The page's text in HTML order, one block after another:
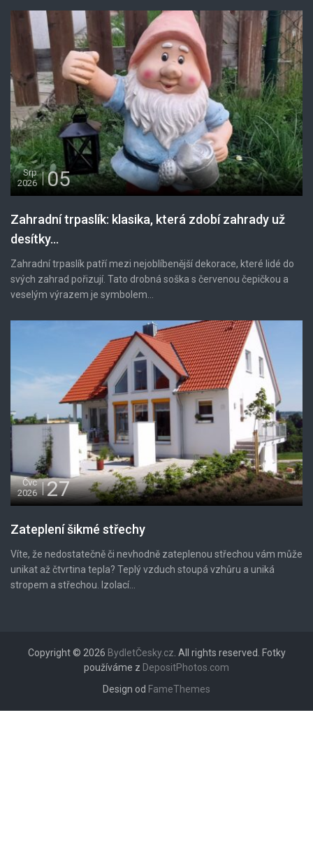
Srp
2026
05
Zahradní trpaslík: klasika, která zdobí zahrady už
desítky...
Zahradní trpaslík patří mezi nejoblíbenější dekorace, které lidé do
svých zahrad pořizují. Tato drobná soška s červenou čepičkou a
veselým výrazem je symbolem...
Čvc
2026
27
Zateplení šikmé střechy
Víte, že nedostatečně či nevhodně zateplenou střechou vám může
unikat až čtvrtina tepla? Teplý vzduch stoupá vzhůru a uniká
stropem a střechou. Izolací...
Copyright © 2026 BydletČesky.cz . All rights reserved. Fotky
používáme z DepositPhotos.com
Design od FameThemes